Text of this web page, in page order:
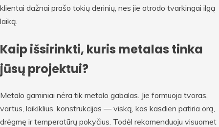
klientai dažnai prašo tokių derinių, nes jie atrodo tvarkingai ilgą
laiką.
Kaip išsirinkti, kuris metalas tinka
jūsų projektui?
Metalo gaminiai nėra tik metalo gabalas. Jie formuoja tvoras,
vartus, laikiklius, konstrukcijas — viską, kas kasdien patiria orą,
drėgmę ir temperatūrų pokyčius. Todėl rekomenduoju visuomet